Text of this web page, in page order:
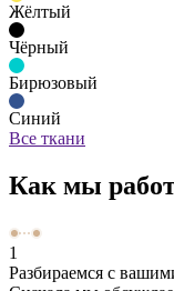
Жёлтый
Чёрный
Бирюзовый
Синий
Все ткани
Как мы
1
Разбираемся с